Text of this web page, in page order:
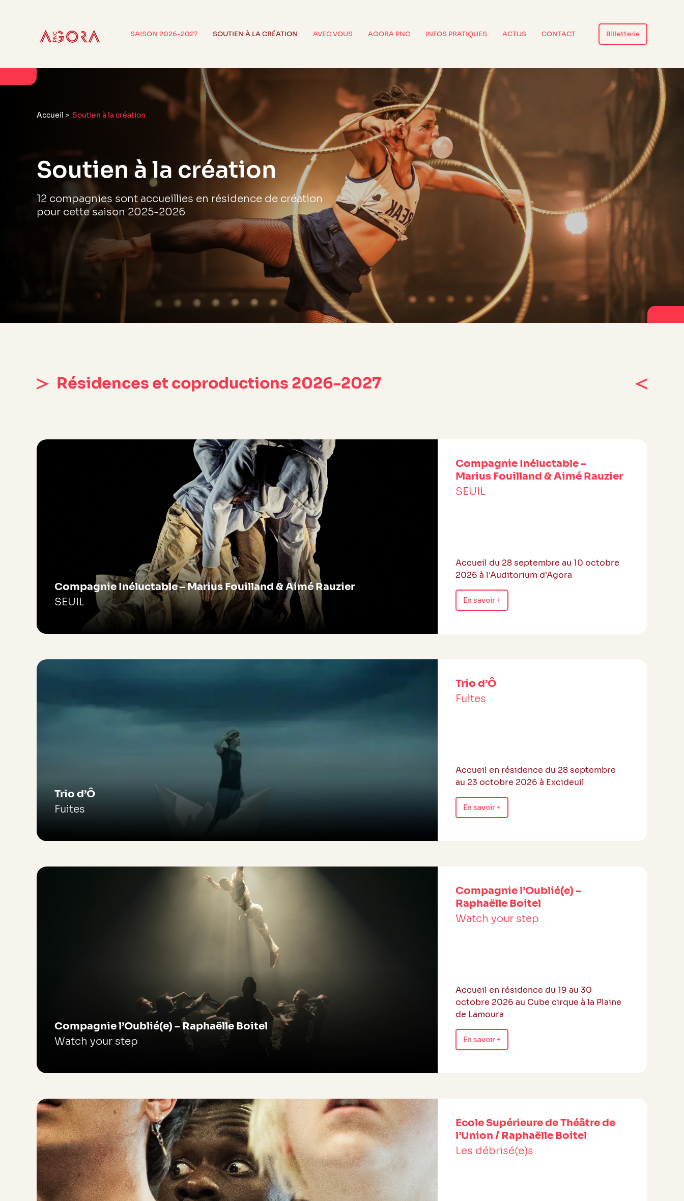
SAISON 2026-2027 SOUTIEN À LA CRÉATION AVEC VOUS AGORA PNC INFOS PRATIQUES ACTUS CONTACT Billetterie
Accueil > Soutien à la création
Soutien à la création
12 compagnies sont accueillies en résidence de création
pour cette saison 2025-2026
Résidences et coproductions 2026-2027
Compagnie Inéluctable – Marius Fouilland & Aimé Rauzier
SEUIL
Compagnie Inéluctable –
Marius Fouilland & Aimé Rauzier
SEUIL
Accueil du 28 septembre au 10 octobre
2026 à l'Auditorium d'Agora
En savoir +
Trio d’Ô
Fuites
Trio d’Ô
Fuites
Accueil en résidence du 28 septembre
au 23 octobre 2026 à Excideuil
En savoir +
Compagnie l’Oublié(e) – Raphaëlle Boitel
Watch your step
Compagnie l’Oublié(e) –
Raphaëlle Boitel
Watch your step
Accueil en résidence du 19 au 30
octobre 2026 au Cube cirque à la Plaine
de Lamoura
En savoir +
Ecole Supérieure de Théâtre de
l’Union / Raphaëlle Boitel
Les débrisé(e)s